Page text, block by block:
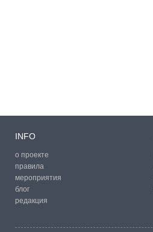
INFO
о проекте
правила
мероприятия
блог
редакция